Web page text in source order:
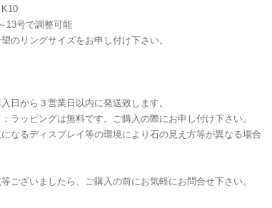
13号で調整可能
のリングサイズをお申し付け下さい。
日から３営業日以内に発送致します。
ラッピングは無料です。ご購入の際にお申し付け下さい。
なるディスプレイ等の環境により石の見え方等が異なる場合
ございましたら、ご購入の前にお気軽にお問合せ下さい。